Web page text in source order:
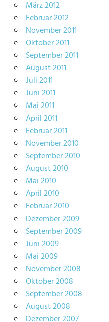
März 2012
Februar 2012
November 2011
Oktober 2011
September 2011
August 2011
Juli 2011
Juni 2011
Mai 2011
April 2011
Februar 2011
November 2010
September 2010
August 2010
Mai 2010
April 2010
Februar 2010
Dezember 2009
September 2009
Juni 2009
Mai 2009
November 2008
Oktober 2008
September 2008
August 2008